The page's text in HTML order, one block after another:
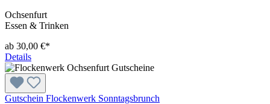
Ochsenfurt
Essen & Trinken
ab 30,00 €*
Details
Gutschein Flockenwerk Sonntagsbrunch